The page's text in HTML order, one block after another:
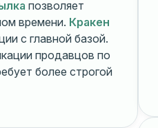
позволяет
времени. Кракен
с главной базой.
продавцов по
более строгой